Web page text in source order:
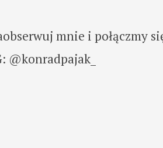
mnie i połączmy
@konradpajak_